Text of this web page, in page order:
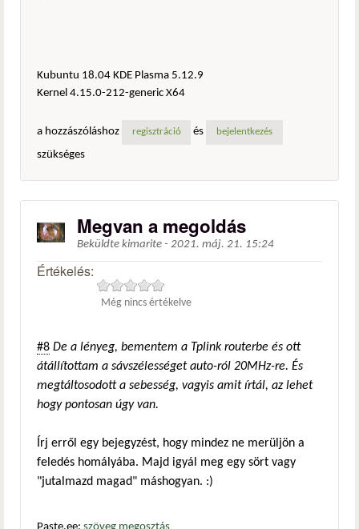
Kubuntu 18.04 KDE Plasma 5.12.9
Kernel 4.15.0-212-generic X64
a hozzászóláshoz regisztráció és bejelentkezés
szükséges
Megvan a megoldás
Beküldte kimarite - 2021. máj. 21. 15:24
Értékelés:
Még nincs értékelve
#8 De a lényeg, bementem a Tplink routerbe és ott
átállítottam a sávszélességet auto-ról 20MHz-re. És
megtáltosodott a sebesség, vagyis amit írtál, az lehet
hogy pontosan úgy van.
Írj erről egy bejegyzést, hogy mindez ne merüljön a
feledés homályába. Majd igyál meg egy sört vagy
"jutalmazd magad" máshogyan. :)